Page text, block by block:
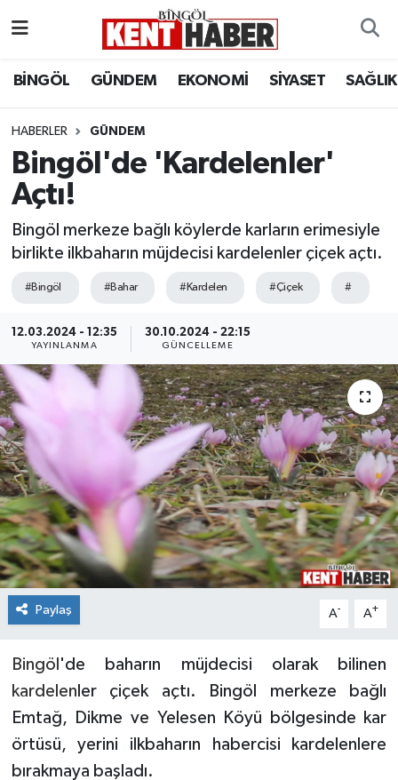
BİNGÖL GÜNDEM EKONOMİ SİYASET SAĞLIK
HABERLER GÜNDEM
Bingöl'de 'Kardelenler'
Açtı!
Bingöl merkeze bağlı köylerde karların erimesiyle
birlikte ilkbaharın müjdecisi kardelenler çiçek açtı.
#Bingöl #Bahar #Kardelen #Çiçek #
12.03.2024 - 12:35
YAYINLANMA
30.10.2024 - 22:15
GÜNCELLEME
Paylaş A- A+
Bingöl 'de baharın müjdecisi olarak bilinen
kardelen ler çiçek açtı. Bingöl merkeze bağlı
Emtağ, Dikme ve Yelesen Köyü bölgesinde kar
örtüsü, yerini ilkbaharın habercisi kardelenlere
bırakmaya başladı.
BİLİM-TEKNOLOJİ
DÜNYA
EĞİTİM
EKONOMİ
GENÇ
GÜNDEM
KARLIOVA
MERKEZ
RESMİ İLANLAR
SAĞLIK
SİYASET
SOLHAN
SPOR
YAYLADERE
Bingöl Hava Durumu
Bingöl Namaz Vakitleri
Bingöl Trafik Yoğunluk Haritası
Süper Lig Puan Durumu ve Fikstür
Tüm Manşetler
Son Dakika Haberleri
Haber Arşivi